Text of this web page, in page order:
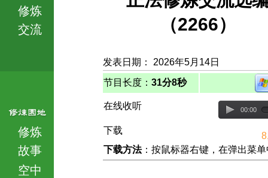
修炼
交流
修炼
故事
空中
（2266）
发表日期： 2026年5月14日
节目长度： 31分8秒
在线收听 00:00
下载
下载方法：按鼠标器右键，在弹出菜